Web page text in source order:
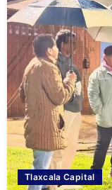
Tlaxcala Capital